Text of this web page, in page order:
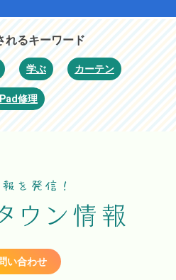
れるキーワード
学ぶ カーテン
修理
い合わせ